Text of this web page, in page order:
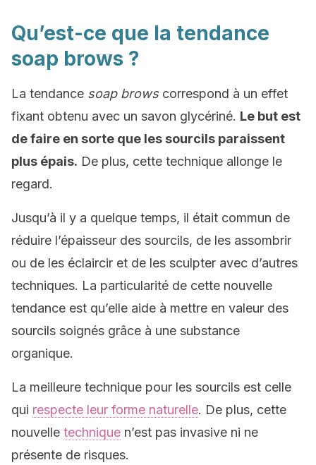
Qu’est-ce que la tendance
soap brows ?
La tendance soap browscorrespond à un effet
fixant obtenu avec un savon glycériné. Le but est
de faire en sorte que les sourcils paraissent
plus épais. De plus, cette technique allonge le
regard.
Jusqu’à il y a quelque temps, il était commun de
réduire l’épaisseur des sourcils, de les assombrir
ou de les éclaircir et de les sculpter avec d’autres
techniques. La particularité de cette nouvelle
tendance est qu’elle aide à mettre en valeur des
sourcils soignés grâce à une substance
organique.
La meilleure technique pour les sourcils est celle
qui respecte leur forme naturelle. De plus, cette
nouvelle technique n’est pas invasive ni ne
présente de risques.